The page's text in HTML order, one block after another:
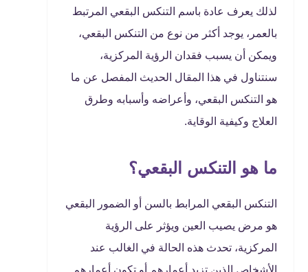
لذلك يعرف عادة باسم التنكس البقعي المرتبط
بالعمر، يوجد أكثر من نوع من التنكس البقعي،
ويمكن أن يسبب فقدان الرؤية المركزية،
سنتناول في هذا المقال الحديث المفصل عن ما
هو التنكس البقعي، وأعراضه وأسبابه وطرق
العلاج وكيفية الوقاية.
ما هو التنكس البقعي؟
التنكس البقعي المرابط بالسن أو الضمور البقعي
هو مرض يصيب العين ويؤثر على الرؤية
المركزية، تحدث هذه الحالة في الغالب عند
الأشخاص الذين تزيد أعمارهم أو تكون أعمارهم